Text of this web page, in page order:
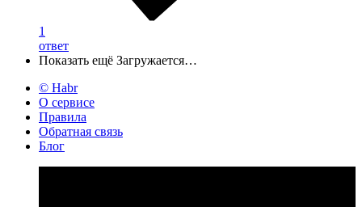
1
ответ
Показать ещё Загружается…
© Habr
О сервисе
Правила
Обратная связь
Блог